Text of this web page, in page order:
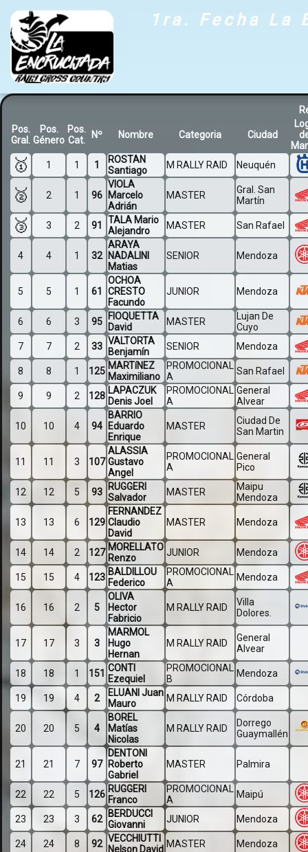
1ra. Fecha La
Pos.
Gral.
Pos.
Género
Pos.
Cat.
Nº Nombre Categoria Ciudad
🥇 1 1 1
ROSTAN
Santiago
M RALLY RAID Neuquén
🥈 2 1 96
VIOLA
Marcelo
Adrián
MASTER
Gral. San
Martín
🥉 3 2 91
TALA Mario
Alejandro
MASTER San Rafael
4 4 1 32
ARAYA
NADALINI
Matias
SENIOR Mendoza
5 5 1 61
OCHOA
CRESTO
Facundo
JUNIOR Mendoza
6 6 3 95
FIOQUETTA
David
MASTER
Lujan De
Cuyo
7
7 2 33 VALTORTA
Benjamín
SENIOR Mendoza
8 8 1 125 MARTíNEZ
Maximiliano
PROMOCIONAL
A
San Rafael
9 9 2 128 LAPACZUK
Denis Joel
PROMOCIONAL
A
General
Alvear
10 10 4 94
BARRIO
Eduardo
Enrique
MASTER
Ciudad De
San Martin
11 11 3 107
ALASSIA
Gustavo
Angel
PROMOCIONAL
A
General
Pico
12 12 5 93
RUGGERI
Salvador
MASTER
Maipu
Mendoza
13 13 6 129
FERNANDEZ
Claudio
David
MASTER Mendoza
14 14 2 127 MORELLATO
Renzo
JUNIOR Mendoza
15 15 4 123 BALDILLOU
Federico
PROMOCIONAL
A
Mendoza
16 16 2 5
OLIVA
Hector
Fabricio
M RALLY RAID
Villa
Dolores.
17 17 3 3
MARMOL
Hugo
Hernan
M RALLY RAID
General
Alvear
18 18 1 151 CONTI
Ezequiel
PROMOCIONAL
B
Mendoza
19 19 4 2
ELUANI Juan
Mauro
M RALLY RAID Córdoba
20 20 5 4
BOREL
Matías
Nicolas
M RALLY RAID
Dorrego
Guaymallén
21 21 7 97
DENTONI
Roberto
Gabriel
MASTER Palmira
22 22 5 126 RUGGERI
Franco
PROMOCIONAL
A
Maipú
23 23 3 62
BERDUCCI
Giovanni
JUNIOR Mendoza
24 24 8 92 VECCHIUTTI
Nelson David MASTER Mendoza